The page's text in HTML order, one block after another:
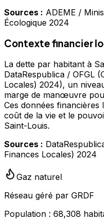
Sources : ADEME /
Écologique 2024
Contexte financier
La dette par habitant à
DataRespublica / OFGL
Locales) 2024), un
marge de manœuvre
Ces données
coût de la vie et le
Saint-Louis.
Sources :
Finances Locales) 2024
Gaz naturel
Réseau géré par GRDF
Population : 68,308